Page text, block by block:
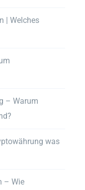
| Welches
– Warum
was
– Wie